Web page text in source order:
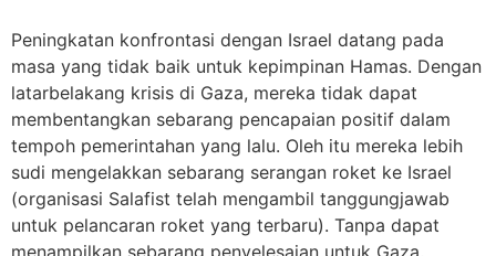
Peningkatan konfrontasi dengan Israel datang pada
masa yang tidak baik untuk kepimpinan Hamas. Dengan
latarbelakang krisis di Gaza, mereka tidak dapat
membentangkan sebarang pencapaian positif dalam
tempoh pemerintahan yang lalu. Oleh itu mereka lebih
sudi mengelakkan sebarang serangan roket ke Israel
(organisasi Salafist telah mengambil tanggungjawab
untuk pelancaran roket yang terbaru). Tanpa dapat
menampilkan sebarang penyelesaian untuk Gaza,